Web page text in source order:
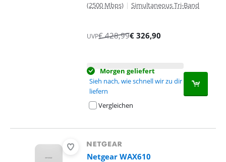
(2500 Mbps) | Simultaneous Tri-Band
UVP€428,99€ 326,90
Morgen geliefert
Sieh nach, wie schnell wir zu dir
liefern
Vergleichen
Netgear WAX610